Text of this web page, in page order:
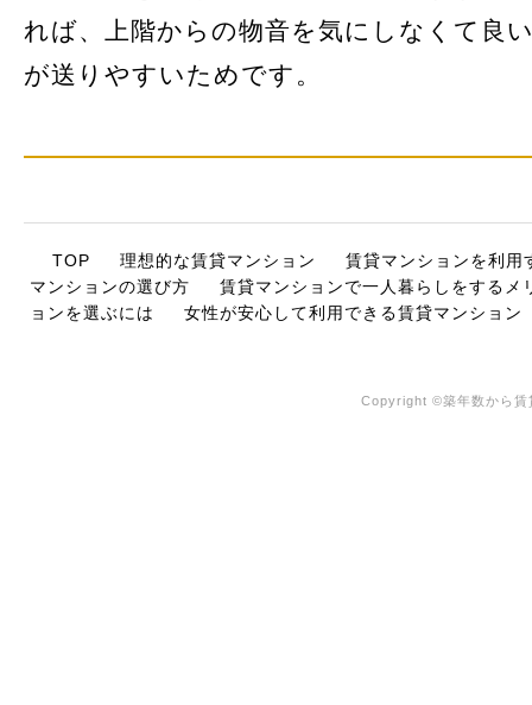
れば、上階からの物音を気にしなくて良
が送りやすいためです。
TOP 理想的な賃貸マンション
賃貸マンションを利用
マンションの選び方
賃貸マンションで一人暮らしをするメ
ョンを選ぶには
女性が安心して利用できる賃貸マンション
Copyright ©築年数から